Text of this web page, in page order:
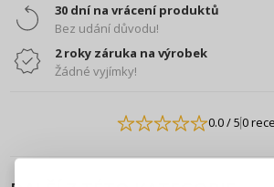
30 dní na vrácení produktů
Bez udání důvodu!
2 roky záruka na výrobek
Žádné vyjímky!
0.0/ 50